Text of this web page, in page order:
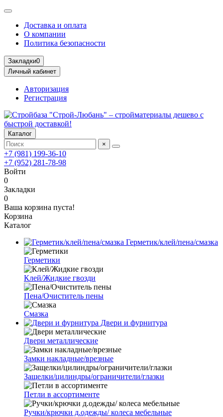
Доставка и оплата
О компании
Политика безопасности
Закладки0
Личный кабинет
Авторизация
Регистрация
Каталог
×
+7 (981) 199-36-10
+7 (952) 281-78-98
Войти
0
Закладки
0
Ваша корзина пуста!
Корзина
Каталог
Герметик/клей/пена/смазка
Герметики
Клей/Жидкие гвозди
Пена/Очиститель пены
Смазка
Двери и фурнитура
Двери металлические
Замки накладные/врезные
Защелки/цилиндры/ограничители/глазки
Петли в ассортименте
Ручки/крючки д.одежды/ колеса мебельные